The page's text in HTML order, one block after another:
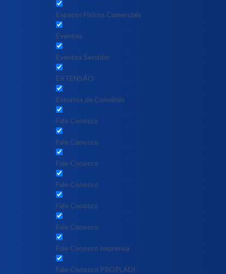
Espaços Físicos Comerciais
Eventos
Eventos Servidor
EXTENSÃO
Extratos de Convênio
Fale Conosco
Fale Conosco
Fale Conosco
Fale Conosco
Fale Conosco
Fale Conosco
Fale Conosco Imprensa
Fale Conosco PROPLADI